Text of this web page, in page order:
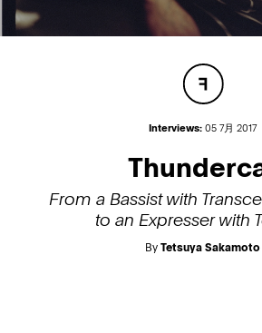
Interviews: 05 7月 2017
From a Bassist with
to an Expresser with
ByTetsuya Sakamoto